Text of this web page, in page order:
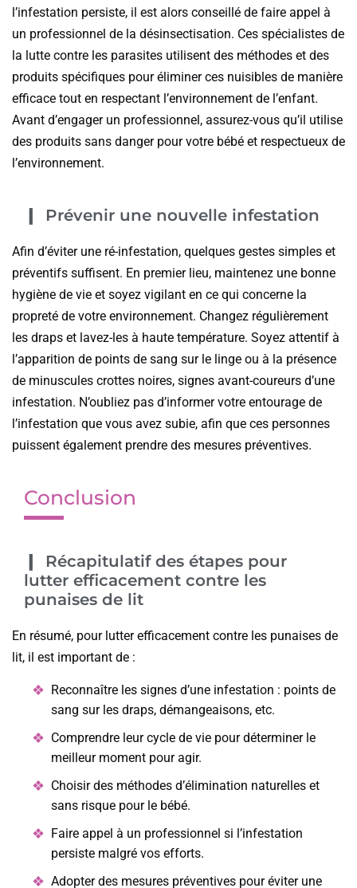
l’infestation persiste, il est alors conseillé de faire appel à
un professionnel de la désinsectisation. Ces spécialistes de
la lutte contre les parasites utilisent des méthodes et des
produits spécifiques pour éliminer ces nuisibles de manière
efficace tout en respectant l’environnement de l’enfant.
Avant d’engager un professionnel, assurez-vous qu’il utilise
des produits sans danger pour votre bébé et respectueux de
l’environnement.
Prévenir une nouvelle infestation
Afin d’éviter une ré-infestation, quelques gestes simples et
préventifs suffisent. En premier lieu, maintenez une bonne
hygiène de vie et soyez vigilant en ce qui concerne la
propreté de votre environnement. Changez régulièrement
les draps et lavez-les à haute température. Soyez attentif à
l’apparition de points de sang sur le linge ou à la présence
de minuscules crottes noires, signes avant-coureurs d’une
infestation. N’oubliez pas d’informer votre entourage de
l’infestation que vous avez subie, afin que ces personnes
puissent également prendre des mesures préventives.
Conclusion
Récapitulatif des étapes pour
lutter efficacement contre les
punaises de lit
En résumé, pour lutter efficacement contre les punaises de
lit, il est important de :
Reconnaître les signes d’une infestation : points de
sang sur les draps, démangeaisons, etc.
Comprendre leur cycle de vie pour déterminer le
meilleur moment pour agir.
Choisir des méthodes d’élimination naturelles et
sans risque pour le bébé.
Faire appel à un professionnel si l’infestation
persiste malgré vos efforts.
Adopter des mesures préventives pour éviter une